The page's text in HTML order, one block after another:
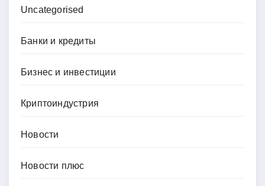
Uncategorised
Банки и кредиты
Бизнес и инвестиции
Криптоиндустрия
Новости
Новости плюс